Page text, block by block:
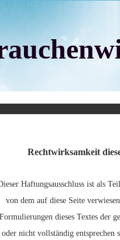
Rechtwirksamkeit
Haftungsausschluss ist als
von dem auf diese Seite
Formulierungen dieses Textes der
oder nicht vollständig entsprechen